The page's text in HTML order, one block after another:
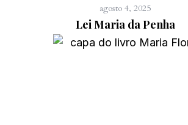
agosto 4, 2025
Lei Maria da Penha